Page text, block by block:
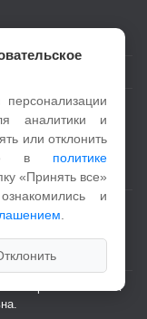
с портала активная
аналитики и
или отклонить
в политике
«Принять все»
и